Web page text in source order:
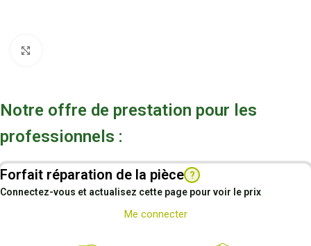
Notre offre de prestation pour les
professionnels :
Forfait réparation de la pièce ?
Connectez-vous et actualisez cette page pour voir le prix
Me connecter